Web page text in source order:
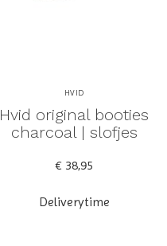
HVID
Hvid original booties
charcoal | slofjes
€ 38,95
Deliverytime